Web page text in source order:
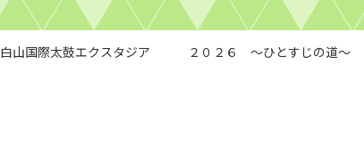
白山国際太鼓エクスタジア ２０２６ ～ひとすじの道～